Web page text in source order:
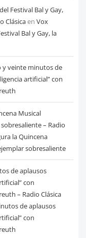
Festival Bal y Gay,
Clásicaen Vox
Bal y Gay, la
y veinte minutos de
artificial” con
Musical
– Radio
la Quincena
sobresaliente
de aplausos
con
– Radio Clásica
de aplausos
con